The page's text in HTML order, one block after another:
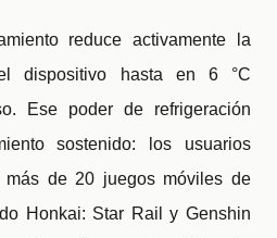
reduce activamente la
dispositivo hasta en 6 °C
Ese poder de refrigeración
sostenido: los usuarios
más de 20 juegos móviles de
Honkai: Star Rail y Genshin